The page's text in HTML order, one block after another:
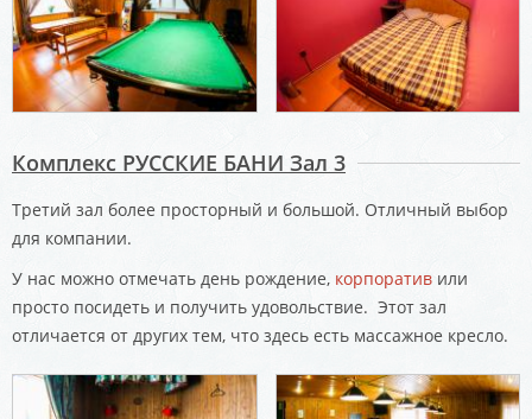
Комплекс РУССКИЕ БАНИ Зал 3
Третий зал более просторный и большой. Отличный выбор
для компании.
У нас можно отмечать день рождение, корпоратив или
просто посидеть и получить удовольствие. Этот зал
отличается от других тем, что здесь есть массажное кресло.